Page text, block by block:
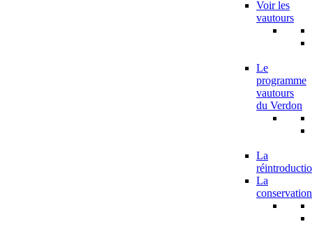
Voir les
vautours
Le
programme
vautours
du Verdon
La
La
conservation